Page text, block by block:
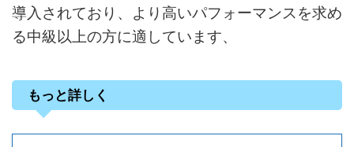
導入されており、より高いパフォーマンスを求め
る中級以上の方に適しています、
もっと詳しく